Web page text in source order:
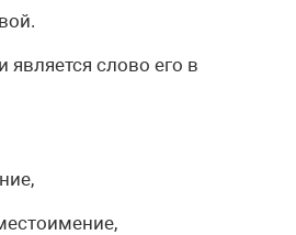
является слово его в